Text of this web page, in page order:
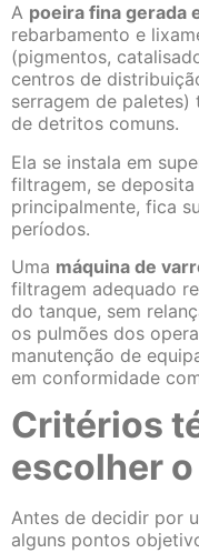
A poeira fina gerada
rebarbamento e
(pigmentos,
centros de
serragem de
de detritos comuns.
Ela se instala em
filtragem, se
principalmente, fica
períodos.
Uma máquina de
filtragem adequado
do tanque, sem
os pulmões dos
manutenção de
em conformidade
Critérios
escolher
Antes de decidir por
alguns pontos